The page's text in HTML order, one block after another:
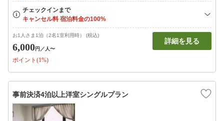
お1人さま1泊（2名1室利用時） (税込)
6,000円 ／人〜
ポイント(1%)
詳細を見る
事前決済4泊以上洋室シングルプラン